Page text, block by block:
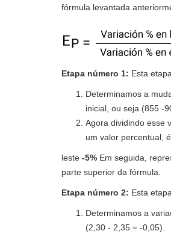
fórmula levantada
Etapa número 1: Esta
Determinamos a
inicial, ou seja (855 -
Agora dividindo esse
um valor percentual,
leste -5% Em seguida,
parte superior da fórmula.
Etapa número 2: Esta
Determinamos a
(2,30 - 2,35 = -0,05).